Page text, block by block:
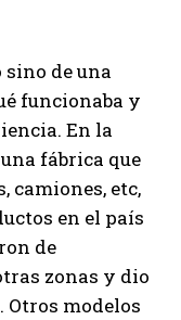
sino de una
funcionaba y
En la
fábrica que
camiones, etc,
en el país
de
zonas y dio
modelos